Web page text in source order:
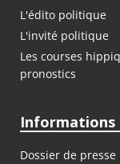
L'édito politique
L'invité politique
Les courses
pronostics
Informations
Dossier de presse